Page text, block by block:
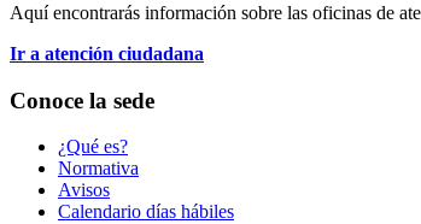
Aquí encontrarás información sobre las oficinas de
Ir a atención ciudadana
Conoce la sede
¿Qué es?
Normativa
Avisos
Calendario días hábiles